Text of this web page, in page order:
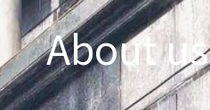
About us